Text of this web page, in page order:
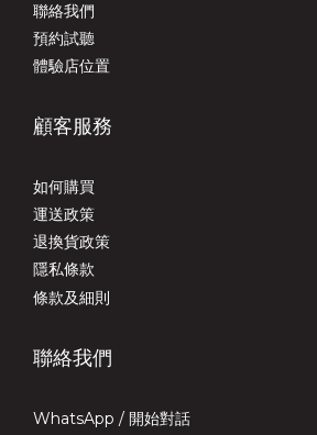
聯絡我們
預約試聽
體驗店位置
顧客服務
如何購買
運送政策
退換貨政策
隱私條款
條款及細則
聯絡我們
WhatsApp / 開始對話